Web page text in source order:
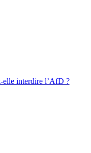
elle interdire l’AfD ?